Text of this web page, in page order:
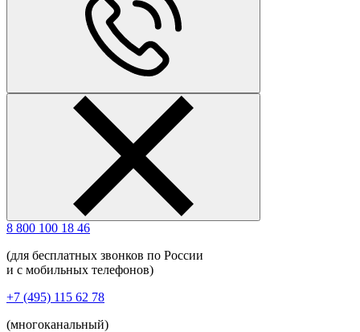
8 800 100 18 46
(для бесплатных звонков по России
и с мобильных телефонов)
+7 (495) 115 62 78
(многоканальный)